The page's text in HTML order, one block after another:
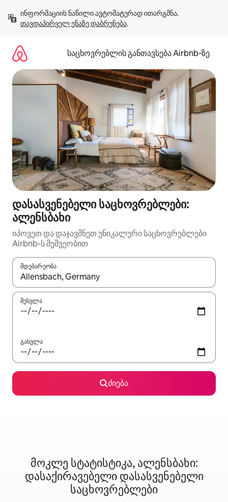
გადასვლა
თავდაპირველ ენაზე დაბრუნება.
საცხოვრებლის განთავსება Airbnb‑ზე
დასასვენებელი საცხოვრებლები:
ალენსბახი
იპოვეთ და დაჯავშნეთ უნიკალური საცხოვრებლები
Airbnb-ს მეშვეობით
მდებარეობა
როცა შედეგები ხელმისაწვდომი გახდება, ნავიგაციისთვის
შესვლა
გასვლა
ძიება
მოკლე სტატისტიკა, ალენსბახი:
დასაქირავებელი დასასვენებელი
საცხოვრებლები